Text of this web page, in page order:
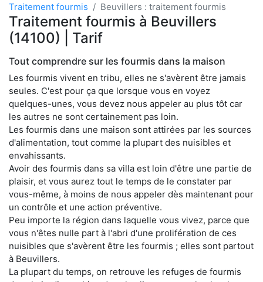
Traitement fourmis Beuvillers : traitement fourmis
Traitement fourmis à Beuvillers
(14100) | Tarif
Tout comprendre sur les fourmis dans la maison
Les fourmis vivent en tribu, elles ne s'avèrent être jamais
seules. C'est pour ça que lorsque vous en voyez
quelques-unes, vous devez nous appeler au plus tôt car
les autres ne sont certainement pas loin.
Les fourmis dans une maison sont attirées par les sources
d'alimentation, tout comme la plupart des nuisibles et
envahissants.
Avoir des fourmis dans sa villa est loin d'être une partie de
plaisir, et vous aurez tout le temps de le constater par
vous-même, à moins de nous appeler dès maintenant pour
un contrôle et une action préventive.
Peu importe la région dans laquelle vous vivez, parce que
vous n'êtes nulle part à l'abri d'une prolifération de ces
nuisibles que s'avèrent être les fourmis ; elles sont partout
à Beuvillers.
La plupart du temps, on retrouve les refuges de fourmis